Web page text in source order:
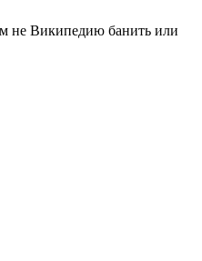
не Википедию банить или